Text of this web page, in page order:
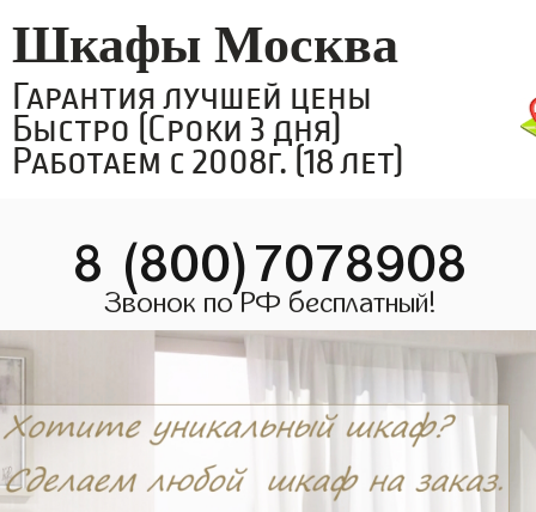
Шкафы Москва
Гарантия лучшей цены
Быстро (Сроки 3 дня)
Работаем с 2008г. (18 лет)
8 (800)7078908
Звонок по РФ бесплатный!